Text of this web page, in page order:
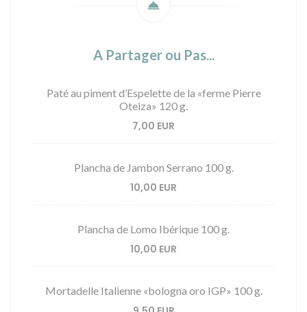
A Partager ou Pas...
Paté au piment d’Espelette de la «ferme Pierre
Oteiza» 120 g.
7,00 EUR
Plancha de Jambon Serrano 100 g.
10,00 EUR
Plancha de Lomo Ibérique 100 g.
10,00 EUR
Mortadelle Italienne «bologna oro IGP» 100 g.